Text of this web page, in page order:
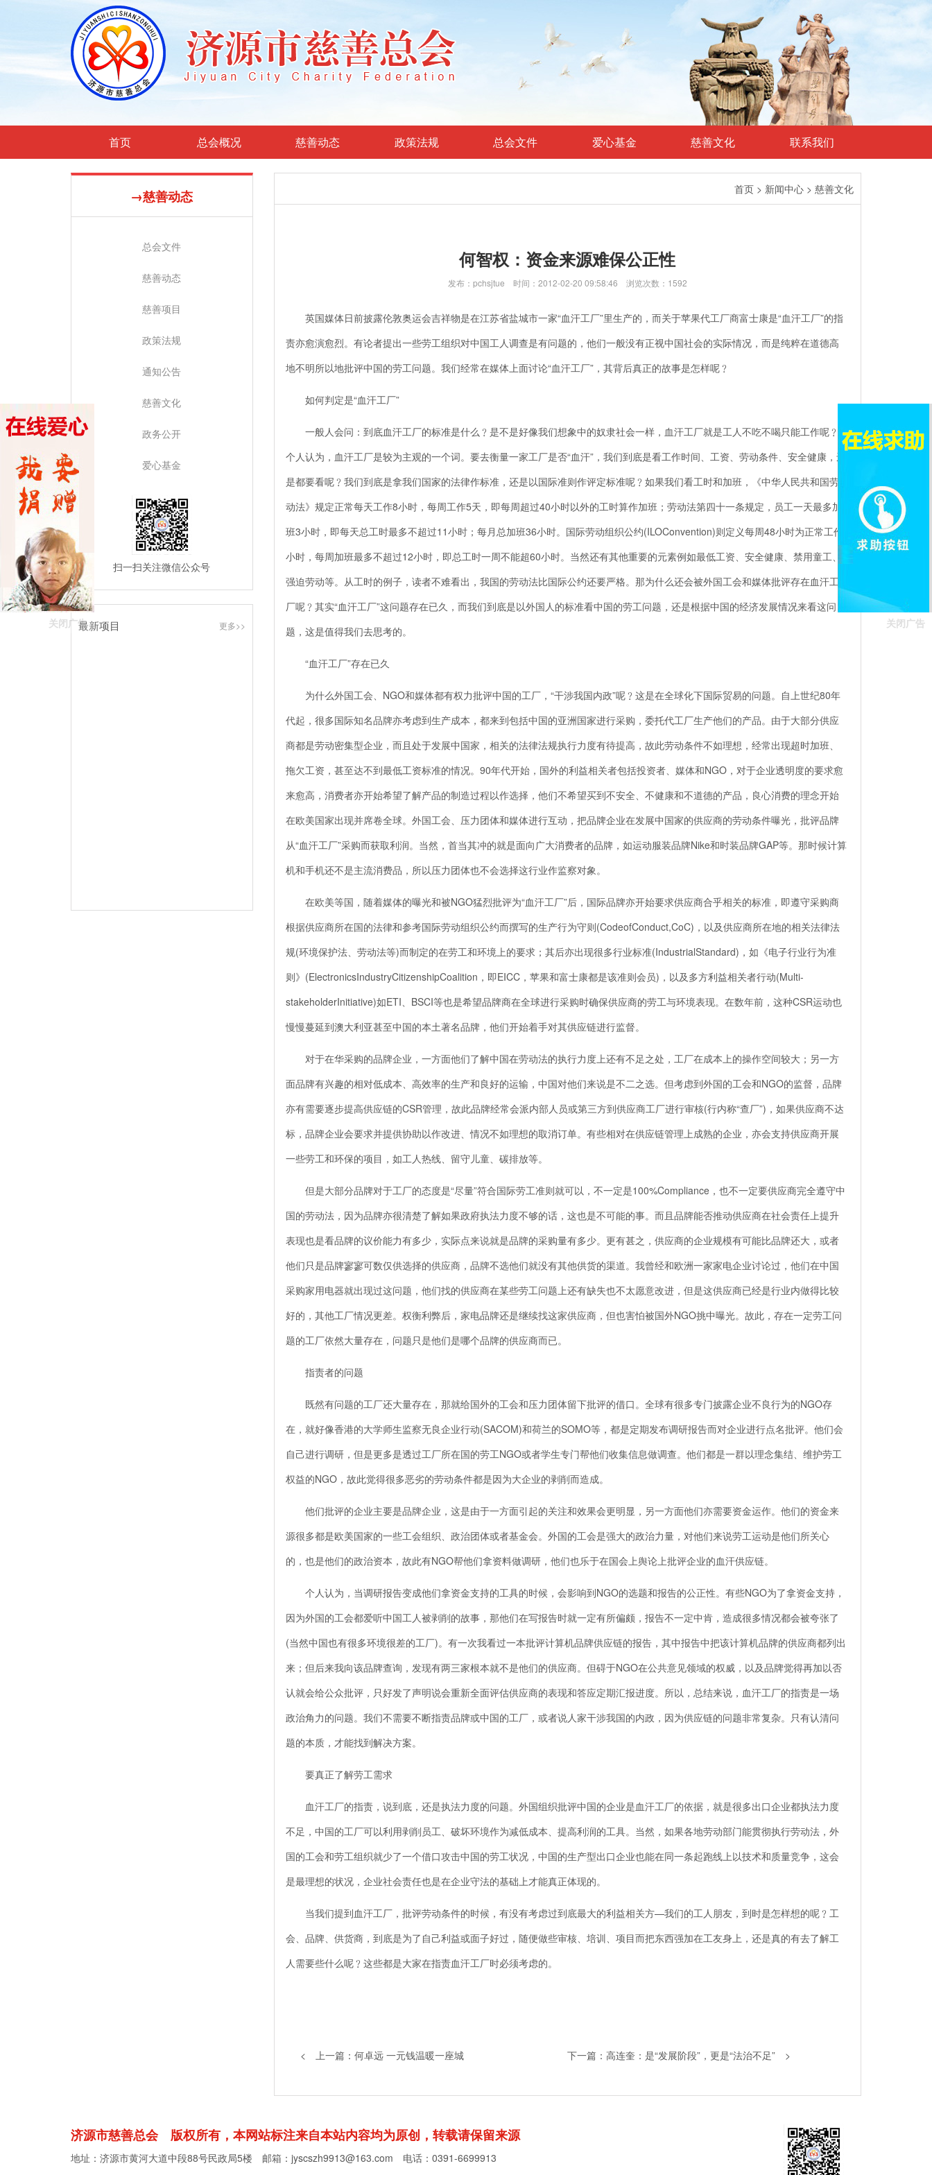
首页 总会概况 慈善动态 政策法规 总会文件 爱心基金 慈善文化 联系我们
→慈善动态
总会文件
慈善动态
慈善项目
政策法规
通知公告
慈善文化
政务公开
爱心基金
扫一扫关注微信公众号
最新项目 更多>>
首页 > 新闻中心 > 慈善文化
何智权：资金来源难保公正性
发布：pchsjtue 时间：2012-02-20 09:58:46 浏览次数：1592
英国媒体日前披露伦敦奥运会吉祥物是在江苏省盐城市一家“血汗工厂”里生产的，而关于苹果代工厂商富士康是“血汗工厂”的指
责亦愈演愈烈。有论者提出一些劳工组织对中国工人调查是有问题的，他们一般没有正视中国社会的实际情况，而是纯粹在道德高
地不明所以地批评中国的劳工问题。我们经常在媒体上面讨论“血汗工厂”，其背后真正的故事是怎样呢﹖
如何判定是“血汗工厂”
一般人会问：到底血汗工厂的标准是什么﹖是不是好像我们想象中的奴隶社会一样，血汗工厂就是工人不吃不喝只能工作呢﹖
个人认为，血汗工厂是较为主观的一个词。要去衡量一家工厂是否“血汗”，我们到底是看工作时间、工资、劳动条件、安全健康，还
是都要看呢﹖我们到底是拿我们国家的法律作标准，还是以国际准则作评定标准呢﹖如果我们看工时和加班，《中华人民共和国劳
动法》规定正常每天工作8小时，每周工作5天，即每周超过40小时以外的工时算作加班；劳动法第四十一条规定，员工一天最多加
班3小时，即每天总工时最多不超过11小时；每月总加班36小时。国际劳动组织公约(ILOConvention)则定义每周48小时为正常工作
小时，每周加班最多不超过12小时，即总工时一周不能超60小时。当然还有其他重要的元素例如最低工资、安全健康、禁用童工、
强迫劳动等。从工时的例子，读者不难看出，我国的劳动法比国际公约还要严格。那为什么还会被外国工会和媒体批评存在血汗工
厂呢﹖其实“血汗工厂”这问题存在已久，而我们到底是以外国人的标准看中国的劳工问题，还是根据中国的经济发展情况来看这问
题，这是值得我们去思考的。
“血汗工厂”存在已久
为什么外国工会、NGO和媒体都有权力批评中国的工厂，“干涉我国内政”呢﹖这是在全球化下国际贸易的问题。自上世纪80年
代起，很多国际知名品牌亦考虑到生产成本，都来到包括中国的亚洲国家进行采购，委托代工厂生产他们的产品。由于大部分供应
商都是劳动密集型企业，而且处于发展中国家，相关的法律法规执行力度有待提高，故此劳动条件不如理想，经常出现超时加班、
拖欠工资，甚至达不到最低工资标准的情况。90年代开始，国外的利益相关者包括投资者、媒体和NGO，对于企业透明度的要求愈
来愈高，消费者亦开始希望了解产品的制造过程以作选择，他们不希望买到不安全、不健康和不道德的产品，良心消费的理念开始
在欧美国家出现并席卷全球。外国工会、压力团体和媒体进行互动，把品牌企业在发展中国家的供应商的劳动条件曝光，批评品牌
从“血汗工厂”采购而获取利润。当然，首当其冲的就是面向广大消费者的品牌，如运动服装品牌Nike和时装品牌GAP等。那时候计算
机和手机还不是主流消费品，所以压力团体也不会选择这行业作监察对象。
在欧美等国，随着媒体的曝光和被NGO猛烈批评为“血汗工厂”后，国际品牌亦开始要求供应商合乎相关的标准，即遵守采购商
根据供应商所在国的法律和参考国际劳动组织公约而撰写的生产行为守则(CodeofConduct,CoC)，以及供应商所在地的相关法律法
规(环境保护法、劳动法等)而制定的在劳工和环境上的要求；其后亦出现很多行业标准(IndustrialStandard)，如《电子行业行为准
则》(ElectronicsIndustryCitizenshipCoalition，即EICC，苹果和富士康都是该准则会员)，以及多方利益相关者行动(Multi-
stakeholderInitiative)如ETI、BSCI等也是希望品牌商在全球进行采购时确保供应商的劳工与环境表现。在数年前，这种CSR运动也
慢慢蔓延到澳大利亚甚至中国的本土著名品牌，他们开始着手对其供应链进行监督。
对于在华采购的品牌企业，一方面他们了解中国在劳动法的执行力度上还有不足之处，工厂在成本上的操作空间较大；另一方
面品牌有兴趣的相对低成本、高效率的生产和良好的运输，中国对他们来说是不二之选。但考虑到外国的工会和NGO的监督，品牌
亦有需要逐步提高供应链的CSR管理，故此品牌经常会派内部人员或第三方到供应商工厂进行审核(行内称“查厂”)，如果供应商不达
标，品牌企业会要求并提供协助以作改进、情况不如理想的取消订单。有些相对在供应链管理上成熟的企业，亦会支持供应商开展
一些劳工和环保的项目，如工人热线、留守儿童、碳排放等。
但是大部分品牌对于工厂的态度是“尽量”符合国际劳工准则就可以，不一定是100%Compliance，也不一定要供应商完全遵守中
国的劳动法，因为品牌亦很清楚了解如果政府执法力度不够的话，这也是不可能的事。而且品牌能否推动供应商在社会责任上提升
表现也是看品牌的议价能力有多少，实际点来说就是品牌的采购量有多少。更有甚之，供应商的企业规模有可能比品牌还大，或者
他们只是品牌寥寥可数仅供选择的供应商，品牌不选他们就没有其他供货的渠道。我曾经和欧洲一家家电企业讨论过，他们在中国
采购家用电器就出现过这问题，他们找的供应商在某些劳工问题上还有缺失也不太愿意改进，但是这供应商已经是行业内做得比较
好的，其他工厂情况更差。权衡利弊后，家电品牌还是继续找这家供应商，但也害怕被国外NGO挑中曝光。故此，存在一定劳工问
题的工厂依然大量存在，问题只是他们是哪个品牌的供应商而已。
指责者的问题
既然有问题的工厂还大量存在，那就给国外的工会和压力团体留下批评的借口。全球有很多专门披露企业不良行为的NGO存
在，就好像香港的大学师生监察无良企业行动(SACOM)和荷兰的SOMO等，都是定期发布调研报告而对企业进行点名批评。他们会
自己进行调研，但是更多是透过工厂所在国的劳工NGO或者学生专门帮他们收集信息做调查。他们都是一群以理念集结、维护劳工
权益的NGO，故此觉得很多恶劣的劳动条件都是因为大企业的剥削而造成。
他们批评的企业主要是品牌企业，这是由于一方面引起的关注和效果会更明显，另一方面他们亦需要资金运作。他们的资金来
源很多都是欧美国家的一些工会组织、政治团体或者基金会。外国的工会是强大的政治力量，对他们来说劳工运动是他们所关心
的，也是他们的政治资本，故此有NGO帮他们拿资料做调研，他们也乐于在国会上舆论上批评企业的血汗供应链。
个人认为，当调研报告变成他们拿资金支持的工具的时候，会影响到NGO的选题和报告的公正性。有些NGO为了拿资金支持，
因为外国的工会都爱听中国工人被剥削的故事，那他们在写报告时就一定有所偏颇，报告不一定中肯，造成很多情况都会被夸张了
(当然中国也有很多环境很差的工厂)。有一次我看过一本批评计算机品牌供应链的报告，其中报告中把该计算机品牌的供应商都列出
来；但后来我向该品牌查询，发现有两三家根本就不是他们的供应商。但碍于NGO在公共意见领域的权威，以及品牌觉得再加以否
认就会给公众批评，只好发了声明说会重新全面评估供应商的表现和答应定期汇报进度。所以，总结来说，血汗工厂的指责是一场
政治角力的问题。我们不需要不断指责品牌或中国的工厂，或者说人家干涉我国的内政，因为供应链的问题非常复杂。只有认清问
题的本质，才能找到解决方案。
要真正了解劳工需求
血汗工厂的指责，说到底，还是执法力度的问题。外国组织批评中国的企业是血汗工厂的依据，就是很多出口企业都执法力度
不足，中国的工厂可以利用剥削员工、破坏环境作为减低成本、提高利润的工具。当然，如果各地劳动部门能贯彻执行劳动法，外
国的工会和劳工组织就少了一个借口攻击中国的劳工状况，中国的生产型出口企业也能在同一条起跑线上以技术和质量竞争，这会
是最理想的状况，企业社会责任也是在企业守法的基础上才能真正体现的。
当我们提到血汗工厂，批评劳动条件的时候，有没有考虑过到底最大的利益相关方—我们的工人朋友，到时是怎样想的呢﹖工
会、品牌、供货商，到底是为了自己利益或面子好过，随便做些审核、培训、项目而把东西强加在工友身上，还是真的有去了解工
人需要些什么呢﹖这些都是大家在指责血汗工厂时必须考虑的。
< 上一篇： 何卓远 一元钱温暖一座城 下一篇：高连奎：是“发展阶段”，更是“法治不足” >
济源市慈善总会 版权所有，本网站标注来自本站内容均为原创，转载请保留来源
地址：济源市黄河大道中段88号民政局5楼 邮箱： jyscszh9913@163.com 电话：0391-6699913
关闭广告 关闭广告